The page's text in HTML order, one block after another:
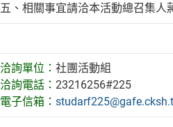
五、相關事宜請洽本活動總召集人
洽詢單位：社團活動組
洽詢電話：23216256#225
電子信箱：